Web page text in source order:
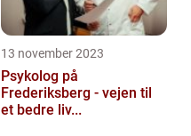
13 november 2023
Psykolog på
Frederiksberg - vejen til
et bedre liv...